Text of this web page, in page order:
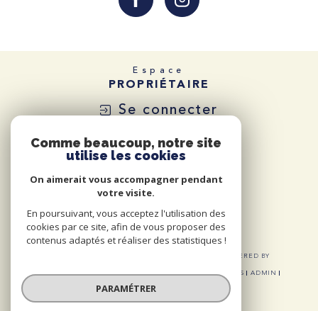
Espace
PROPRIÉTAIRE
Se connecter
© 2026 | TOUS DROITS RÉSERVÉS | TRADUCTION POWERED BY
MENTIONS LÉGALES
ADMIN
COOKIES
Comme beaucoup, notre site
utilise les cookies
On aimerait vous accompagner pendant
votre visite.
En poursuivant, vous acceptez l'utilisation des
cookies par ce site, afin de vous proposer des
contenus adaptés et réaliser des statistiques !
PARAMÉTRER